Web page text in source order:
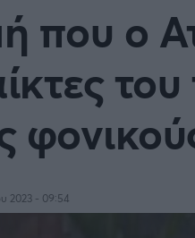
που ο
2023 - 09:54